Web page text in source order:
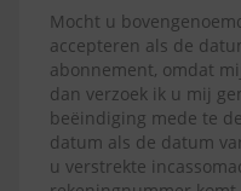
Mocht u
accepteren als de
abonnement, omdat
dan verzoek ik u mij
beëindiging mede te
datum als de datum
u verstrekte